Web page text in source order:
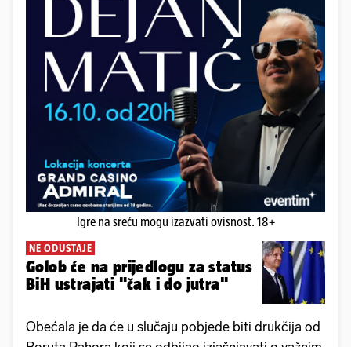
Igre na sreću mogu izazvati ovisnost. 18+
NE ODUSTAJE
Golob će na prijedlogu za status
BiH ustrajati "čak i do jutra"
Obećala je da će u slučaju pobjede biti drukčija od